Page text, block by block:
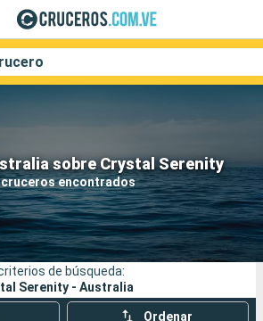
sobre Crystal Serenity
cruceros encontrados
Compañías
Buscar
de búsqueda:
Serenity - Australia
Ordenar